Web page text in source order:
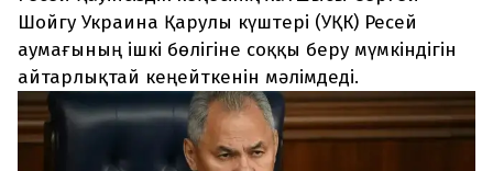
Заң және тәртіп
Редакциямен байланыс
+7 708 604 51 06
Жарнама бөлімі
+7 701 220 64 52
Пошта
zhasalash100@gmail.com
енгізіңіз, біз қалғанын өзіміз жібереміз.
Шойгу Украина Қарулы күштері (УҚК) Ресей
аумағының ішкі бөлігіне соққы беру мүмкіндігін
айтарлықтай кеңейткенін мәлімдеді.